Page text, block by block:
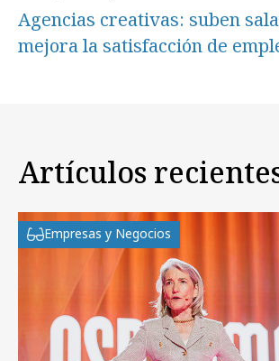
Agencias creativas: suben
mejora la satisfacción de
Artículos
Empresas y Negocios